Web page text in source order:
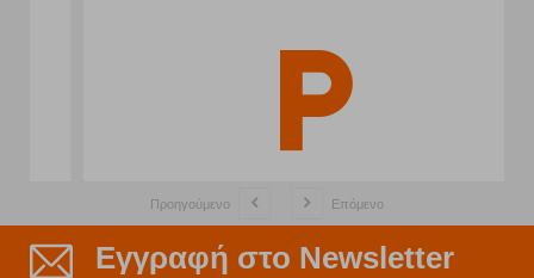
Προηγούμενο Επόμενο
Εγγραφή στο Newsletter